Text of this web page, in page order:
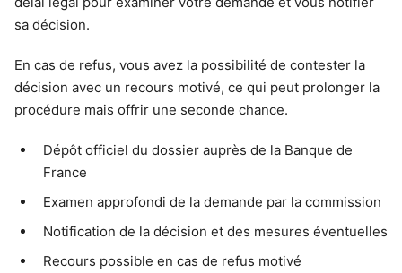
sa décision.
En cas de refus, vous avez la possibilité de contester la
décision avec un recours motivé, ce qui peut prolonger la
procédure mais offrir une seconde chance.
Dépôt officiel du dossier auprès de la Banque de
France
Examen approfondi de la demande par la commission
Notification de la décision et des mesures éventuelles
Recours possible en cas de refus motivé